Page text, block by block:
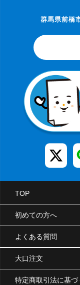
群馬県前橋
TOP
初めての方へ
よくある質問
大口注文
特定商取引法に基づ